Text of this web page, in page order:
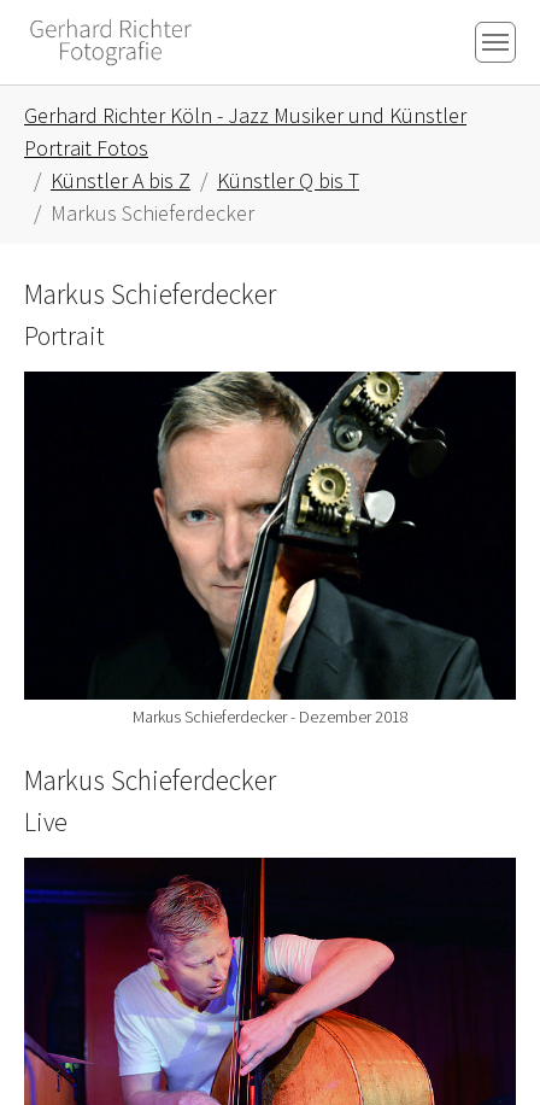
Skip to main content
Skip to page footer
Gerhard Richter Köln - Jazz Musiker und Künstler
Portrait Fotos
Künstler A bis Z
Künstler Q bis T
Markus Schieferdecker
Markus Schieferdecker
Portrait
Show larger version for:
Markus Schieferdecker - Dezember 2018
Markus Schieferdecker
Live
Show larger version for: